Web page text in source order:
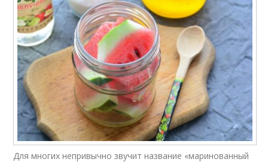
Для многих непривычно звучит название «маринованный